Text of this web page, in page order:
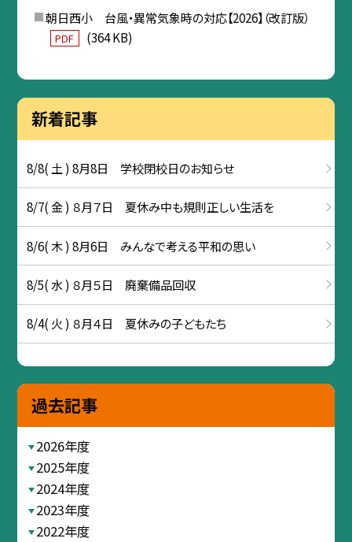
朝日西小 台風・異常気象時の対応【2026】（改訂版）
PDF (364 KB)
新着記事
8/8( 土 ) 8月8日 学校閉校日のお知らせ
8/7( 金 ) ８月７日 夏休み中も規則正しい生活を
8/6( 木 ) 8月6日 みんなで考える平和の思い
8/5( 水 ) ８月５日 廃棄備品回収
8/4( 火 ) ８月４日 夏休みの子どもたち
過去記事
2026年度
2025年度
2024年度
2023年度
2022年度